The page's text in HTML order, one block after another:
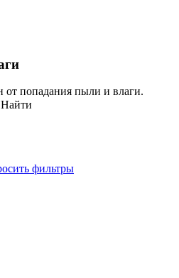
попадания пыли и влаги.
Найти
фильтры